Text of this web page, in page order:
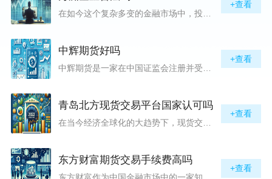
+查看
中辉期货好吗
+查看
青岛北方现货交易平台国家认可吗
在当今经济全球化的大趋势下，现货交易市场作为资本流动的重要平台，正吸引着世界各地的目光。中国，作为全球第二大经济体，其金融市场的发展和监管逐渐受到各界的重视。在众多现货交易平台中，青岛北方现货交易平台（下简称“北方平台”）究竟是否得到了国家的认可和监管，是许多投资者和市场参与者关心的问题。本文旨在深入探讨北方平台的性质、运营情况及其是否获得国家认可等方面的信息。北方平台成立于某年，位于中国山东省青岛市，旨在为企业和个人提供一套完善的物质现货交易服务。平台运用现代信息技术，建立
+查看
东方财富期货交易手续费高吗
+查看